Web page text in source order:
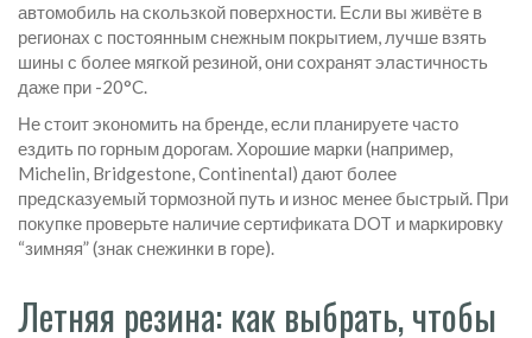
автомобиль на скользкой поверхности. Если вы живёте в
регионах с постоянным снежным покрытием, лучше взять
шины с более мягкой резиной, они сохранят эластичность
даже при -20°C.
Не стоит экономить на бренде, если планируете часто
ездить по горным дорогам. Хорошие марки (например,
Michelin, Bridgestone, Continental) дают более
предсказуемый тормозной путь и износ менее быстрый. При
покупке проверьте наличие сертификата DOT и маркировку
“зимняя” (знак снежинки в горе).
Летняя резина: как выбрать, чтобы